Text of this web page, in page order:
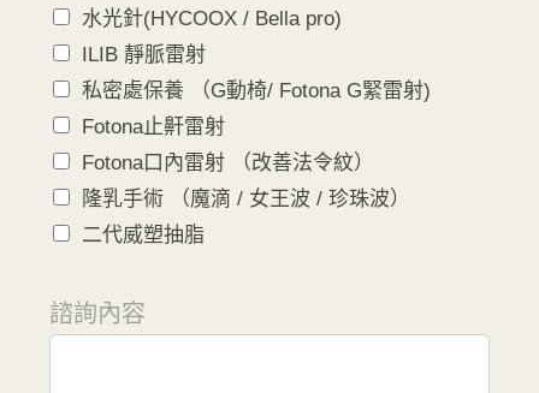
水光針(HYCOOX / Bella pro)
ILIB 靜脈雷射
私密處保養 （G動椅/ Fotona G緊雷射)
Fotona止鼾雷射
Fotona口內雷射 （改善法令紋）
隆乳手術 （魔滴 / 女王波 / 珍珠波）
二代威塑抽脂
諮詢內容